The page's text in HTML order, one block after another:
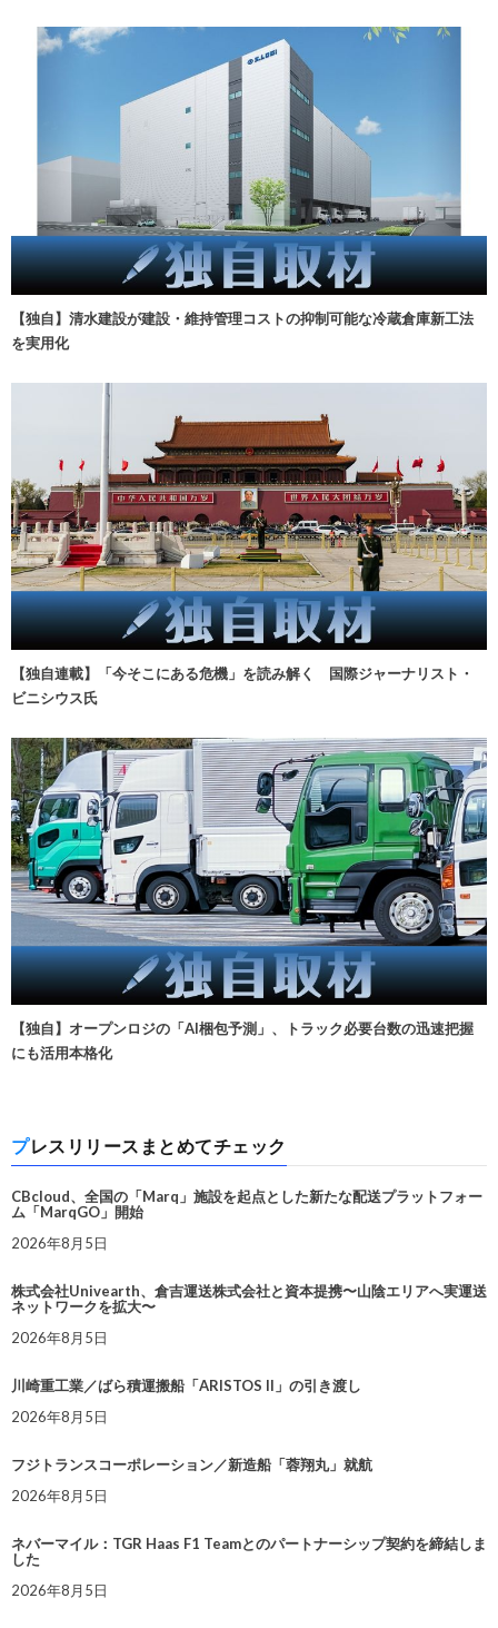
【独自】清水建設が建設・維持管理コストの抑制可能な冷蔵倉庫新工法
を実用化
【独自連載】「今そこにある危機」を読み解く 国際ジャーナリスト・
ビニシウス氏
【独自】オープンロジの「AI梱包予測」、トラック必要台数の迅速把握
にも活用本格化
プレスリリースまとめてチェック
CBcloud、全国の「Marq」施設を起点とした新たな配送プラットフォー
ム「MarqGO」開始
2026年8月5日
株式会社Univearth、倉吉運送株式会社と資本提携〜山陰エリアへ実運送
ネットワークを拡大〜
2026年8月5日
川崎重工業／ばら積運搬船「ARISTOS II」の引き渡し
2026年8月5日
フジトランスコーポレーション／新造船「蓉翔丸」就航
2026年8月5日
ネバーマイル：TGR Haas F1 Teamとのパートナーシップ契約を締結しま
した
2026年8月5日